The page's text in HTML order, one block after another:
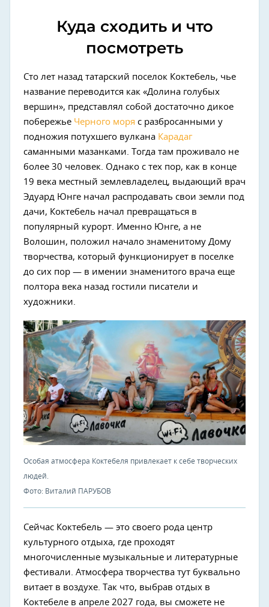
Куда сходить и что
посмотреть
Сто лет назад татарский поселок Коктебель, чье
название переводится как «Долина голубых
вершин», представлял собой достаточно дикое
побережье Черного моря с разбросанными у
подножия потухшего вулкана Карадаг
саманными мазанками. Тогда там проживало не
более 30 человек. Однако с тех пор, как в конце
19 века местный землевладелец, выдающий врач
Эдуард Юнге начал распродавать свои земли под
дачи, Коктебель начал превращаться в
популярный курорт. Именно Юнге, а не
Волошин, положил начало знаменитому Дому
творчества, который функционирует в поселке
до сих пор — в имении знаменитого врача еще
полтора века назад гостили писатели и
художники.
Особая атмосфера Коктебеля привлекает к себе творческих
людей.
Фото: Виталий ПАРУБОВ
Сейчас Коктебель — это своего рода центр
культурного отдыха, где проходят
многочисленные музыкальные и литературные
фестивали. Атмосфера творчества тут буквально
витает в воздухе. Так что, выбрав отдых в
Коктебеле в апреле 2027 года, вы сможете не